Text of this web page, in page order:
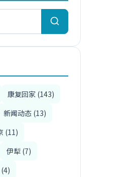
康复回家 (143)
新闻动态 (13)
(11)
伊犁 (7)